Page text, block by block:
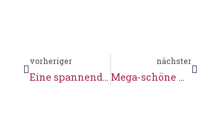
vorheriger
Eine spannende Woche mit Fahrradtour.
nächster
Mega-schöne Hochzeit – und noch viel mehr!